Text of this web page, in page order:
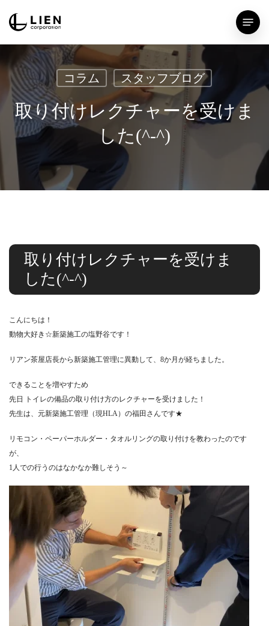
Menu
コラム スタッフブログ
取り付けレクチャーを受けま
した(^-^)
取り付けレクチャーを受けま
した(^-^)
こんにちは！
動物大好き☆新築施工の塩野谷です！
リアン茶屋店長から新築施工管理に異動して、8か月が経ちました。
できることを増やすため
先日 トイレの備品の取り付け方のレクチャーを受けました！
先生は、元新築施工管理（現HLA）の福田さんです★
リモコン・ペーパーホルダー・タオルリングの取り付けを教わったのです
が、
1人での行うのはなかなか難しそう～